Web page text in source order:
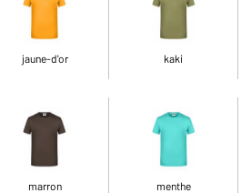
jaune-d'or kaki
marron menthe